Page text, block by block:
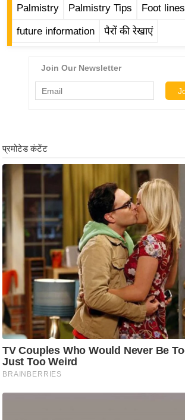
ज
वु
ड
स
मी
क्षा
B
r
e
a
k
i
n
g
N
Palmistry Palmistry Tips Foot lines
future information पैरों की रेखाएं